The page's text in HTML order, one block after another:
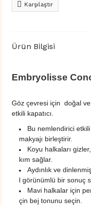
Karşılaştır
Ürün Bilgisi
Embryolisse
Göz çevresi için doğal
etkili kapatıcı.
Bu nemlendirici etkili
makyajı birleştirir.
Koyu halkaları
kım sağlar.
Aydınlık ve
l görünümlü bir sonuç
Mavi halkalar için
çin bej tonunu seçin.